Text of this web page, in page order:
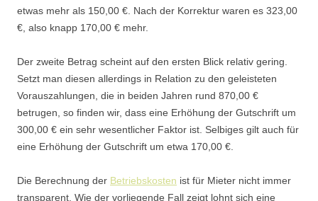
etwas mehr als 150,00 €. Nach der Korrektur waren es 323,00
€, also knapp 170,00 € mehr.
Der zweite Betrag scheint auf den ersten Blick relativ gering.
Setzt man diesen allerdings in Relation zu den geleisteten
Vorauszahlungen, die in beiden Jahren rund 870,00 €
betrugen, so finden wir, dass eine Erhöhung der Gutschrift um
300,00 € ein sehr wesentlicher Faktor ist. Selbiges gilt auch für
eine Erhöhung der Gutschrift um etwa 170,00 €.
Die Berechnung der Betriebskosten ist für Mieter nicht immer
transparent. Wie der vorliegende Fall zeigt lohnt sich eine